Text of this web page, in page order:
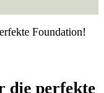
Foundation!
die perfekte